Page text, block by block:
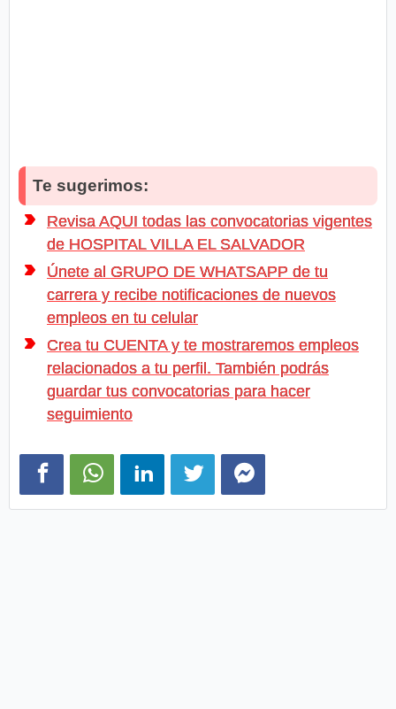
Te sugerimos:
Revisa AQUI todas las convocatorias vigentes
de HOSPITAL VILLA EL SALVADOR
Únete al GRUPO DE WHATSAPP de tu
carrera y recibe notificaciones de nuevos
empleos en tu celular
Crea tu CUENTA y te mostraremos empleos
relacionados a tu perfil. También podrás
guardar tus convocatorias para hacer
seguimiento